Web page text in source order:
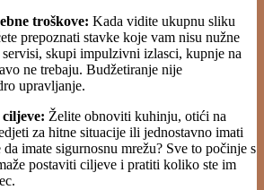
troškove: Kada vidite ukupnu sliku
prepoznati stavke koje vam nisu nužne
skupi impulzivni izlasci, kupnje na
ne trebaju. Budžetiranje nije
upravljanje.
ciljeve: Želite obnoviti kuhinju, otići na
za hitne situacije ili jednostavno imati
imate sigurnosnu mrežu? Sve to počinje s
postaviti ciljeve i pratiti koliko ste im